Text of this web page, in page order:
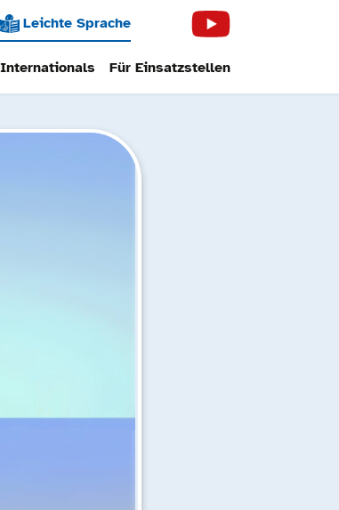
Leichte Sprache
Internationals Für Einsatzstellen